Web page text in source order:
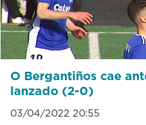
O Bergantiños cae
lanzado (2-0)
03/04/2022 20:55